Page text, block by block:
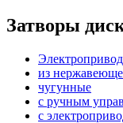
Затворы
из
чугунные
с ручным
c